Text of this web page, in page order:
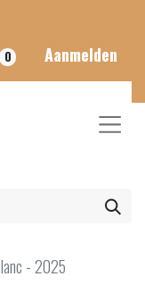
0 Aanmelden
- 2025